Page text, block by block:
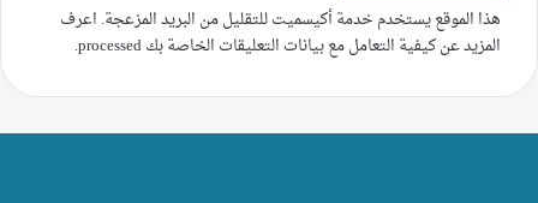
هذا الموقع يستخدم خدمة أكيسميت للتقليل من البريد المزعجة. اعرف
المزيد عن كيفية التعامل مع بيانات التعليقات الخاصة بك processed
.